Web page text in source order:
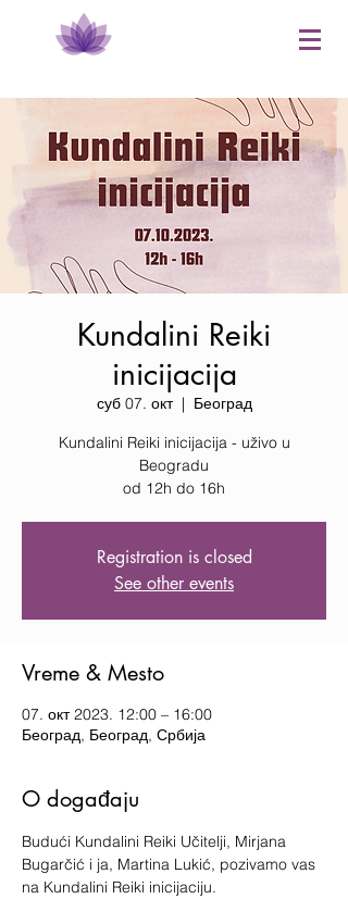
Kundalini Reiki
inicijacija
суб 07. окт
  |
Београд
Kundalini Reiki inicijacija - uživo u
Beogradu
od 12h do 16h
Registration is closed
See other events
Vreme & Mesto
07. окт 2023. 12:00 – 16:00
Београд, Београд, Србија
O događaju
Budući Kundalini Reiki Učitelji, Mirjana
Bugarčić i ja, Martina Lukić, pozivamo vas
na Kundalini Reiki inicijaciju.